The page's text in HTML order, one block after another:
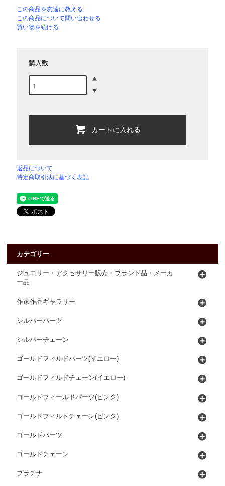
この商品を友達に教える
この商品について問い合わせる
買い物を続ける
購入数
カートに入れる
返品について
特定商取引法に基づく表記
カテゴリー
ジュエリー・アクセサリー販売・ブランド品・メーカ
ー品
作家作品ギャラリー
シルバーパーツ
シルバーチェーン
ゴールドフィルドパーツ(イエロー)
ゴールドフィルドチェーン(イエロー)
ゴールドフィールドパーツ(ピンク)
ゴールドフィルドチェーン(ピンク)
ゴールドパーツ
ゴールドチェーン
プラチナ